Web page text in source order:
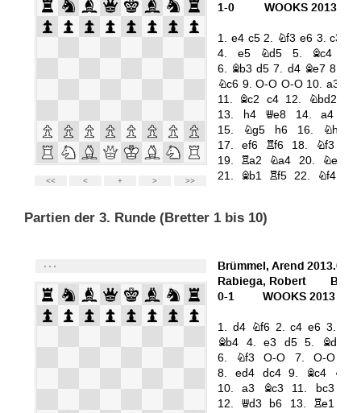
Partien der 3. Runde (Bretter 1 bis 10)